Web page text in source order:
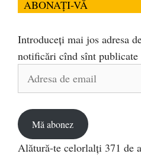
ABONAȚI-VĂ
Introduceți mai jos adresa
notificări cînd sînt publicate
Adresa
Mă abonez
Alătură-te celorlalți 371 de